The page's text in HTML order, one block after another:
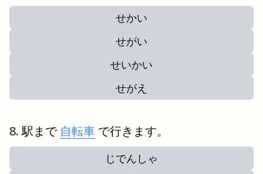
せかい
せがい
せいかい
せがえ
駅まで 自転車 で行きます。
じでんしゃ